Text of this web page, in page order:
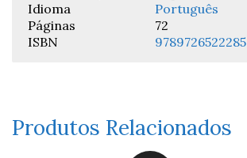
Idioma
Português
Páginas
72
ISBN
9789726522285
Produtos Relacionados